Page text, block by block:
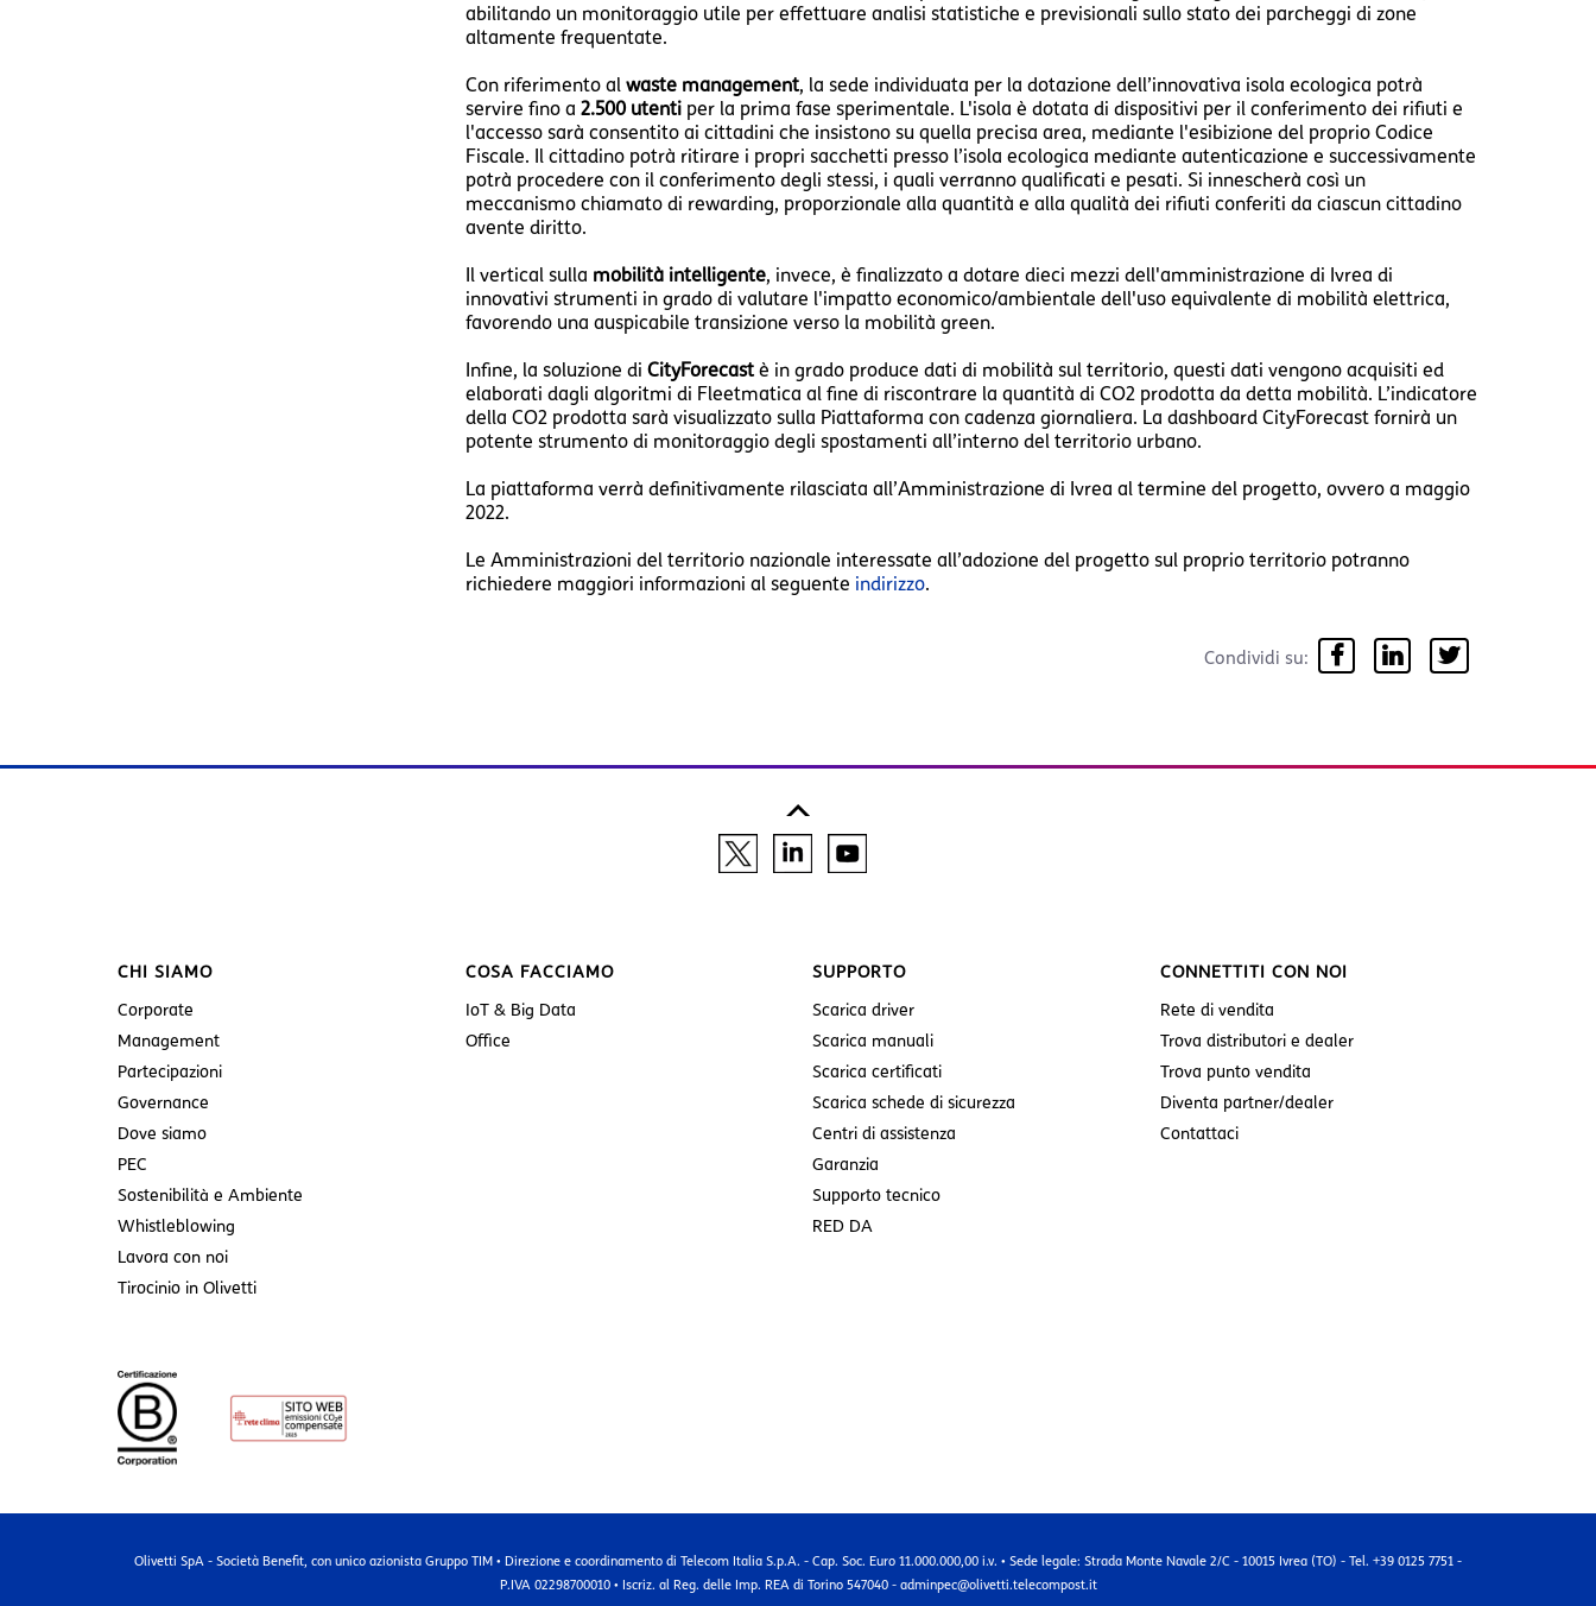
abilitando un monitoraggio utile per effettuare analisi statistiche e previsionali sullo stato dei parcheggi di zone
altamente frequentate.
Con riferimento alwaste management, la sede individuata per la dotazione dell’innovativa isola ecologica potrà
servire fino a 2.500 utentiper la prima fase sperimentale. L'isola è dotata di dispositivi per il conferimento dei rifiuti e
l'accesso sarà consentito ai cittadini che insistono su quella precisa area, mediante l'esibizione del proprio Codice
Fiscale. Il cittadino potrà ritirare i propri sacchetti presso l’isola ecologica mediante autenticazione e successivamente
potrà procedere con il conferimento degli stessi, i quali verranno qualificati e pesati. Si innescherà così un
meccanismo chiamato di rewarding, proporzionale alla quantità e alla qualità dei rifiuti conferiti da ciascun cittadino
avente diritto.
Il vertical sulla mobilità intelligente, invece, è finalizzato a dotare dieci mezzi dell'amministrazione di Ivrea di
innovativi strumenti in grado di valutare l'impatto economico/ambientale dell'uso equivalente di mobilità elettrica,
favorendo una auspicabile transizione verso la mobilità green.
Infine, la soluzione di CityForecastè in grado produce dati di mobilità sul territorio, questi dati vengono acquisiti ed
elaborati dagli algoritmi di Fleetmatica al fine di riscontrare la quantità di CO2 prodotta da detta mobilità. L’indicatore
della CO2 prodotta sarà visualizzato sulla Piattaforma con cadenza giornaliera. La dashboard CityForecast fornirà un
potente strumento di monitoraggio degli spostamenti all’interno del territorio urbano.
La piattaforma verrà definitivamente rilasciata all’Amministrazione di Ivrea al termine del progetto, ovvero a maggio
2022.
Le Amministrazioni del territorio nazionale interessate all’adozione del progetto sul proprio territorio potranno
richiedere maggiori informazioni al seguente indirizzo.
Condividi su:
CHI SIAMO
Corporate
Management
Partecipazioni
Governance
Dove siamo
PEC
Sostenibilità e Ambiente
Whistleblowing
Lavora con noi
Tirocinio in Olivetti
COSA FACCIAMO
IoT & Big Data
Office
SUPPORTO
Scarica driver
Scarica manuali
Scarica certificati
Scarica schede di sicurezza
Centri di assistenza
Garanzia
Supporto tecnico
RED DA
CONNETTITI CON NOI
Rete di vendita
Trova distributori e dealer
Trova punto vendita
Diventa partner/dealer
Contattaci
Olivetti SpA - Società Benefit, con unico azionista Gruppo TIM • Direzione e coordinamento di Telecom Italia S.p.A. - Cap. Soc. Euro 11.000.000,00 i.v. • Sede legale: Strada Monte Navale 2/C - 10015 Ivrea (TO) - Tel. +39 0125 7751 -
P.IVA 02298700010 • Iscriz. al Reg. delle Imp. REA di Torino 547040 - adminpec@olivetti.telecompost.it